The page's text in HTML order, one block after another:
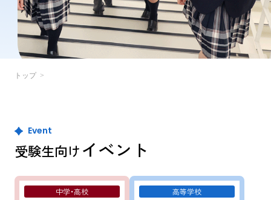
トップ
Event
受験生向けイベント
中学・高校 高等学校